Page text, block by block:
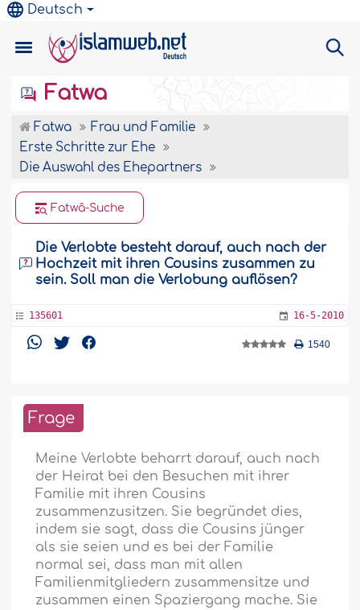
Deutsch
Fatwa
Fatwa
Frau und Familie
Erste Schritte zur Ehe
Die Auswahl des Ehepartners
Fatwâ-Suche
Die Verlobte besteht darauf, auch nach der
Hochzeit mit ihren Cousins zusammen zu
sein. Soll man die Verlobung auflösen?
135601 16-5-2010
1540
Frage
Meine Verlobte beharrt darauf, auch nach
der Heirat bei den Besuchen mit ihrer
Familie mit ihren Cousins
zusammenzusitzen. Sie begründet dies,
indem sie sagt, dass die Cousins jünger
als sie seien und es bei der Familie
normal sei, dass man mit allen
Familienmitgliedern zusammensitze und
zusammen einen Spaziergang mache. Sie